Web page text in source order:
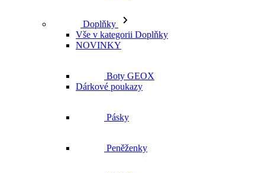
Doplňky
Vše v kategorii Doplňky
NOVINKY
Boty GEOX
Dárkové poukazy
Pásky
Peněženky